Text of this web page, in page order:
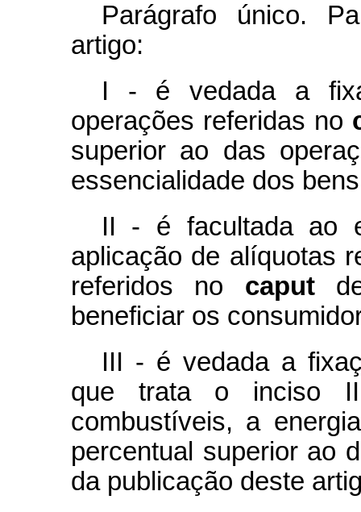
Parágrafo único.
artigo:
I - é vedada a
operações referidas no
superior ao das
essencialidade dos
II - é facultada ao
aplicação de alíquotas
referidos no caput
beneficiar os
III - é vedada a
que trata o inciso
combustíveis, a
percentual superior ao
da publicação deste